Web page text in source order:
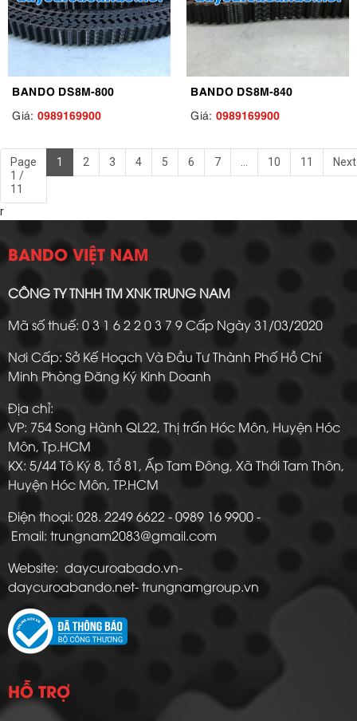
BANDO DS8M-800
Giá: 0989169900
BANDO DS8M-840
Giá: 0989169900
Page
1 /
11
1 2 3 4 5 6 7 ... 10 11 Next
r
BANDO VIỆT NAM
CÔNG TY TNHH TM XNK TRUNG NAM
Mã số thuế: 0 3 1 6 2 2 0 3 7 9 Cấp Ngày 31/03/2020
Nơi Cấp: Sở Kế Hoạch Và Đầu Tư Thành Phố Hồ Chí
Minh Phòng Đăng Ký Kinh Doanh
Địa chỉ:
VP: 754 Song Hành QL22, Thị trấn Hóc Môn, Huyện Hóc
Môn, Tp.HCM
KX: 5/44 Tô Ký 8, Tổ 81, Ấp Tam Đông, Xã Thới Tam Thôn,
Huyện Hóc Môn, TP.HCM
Điện thoại: 028. 2249 6622 - 0989 16 9900 -
Email: trungnam2083@gmail.com
Website: daycuroabado.vn-
daycuroabando.net- trungnamgroup.vn
HỖ TRỢ